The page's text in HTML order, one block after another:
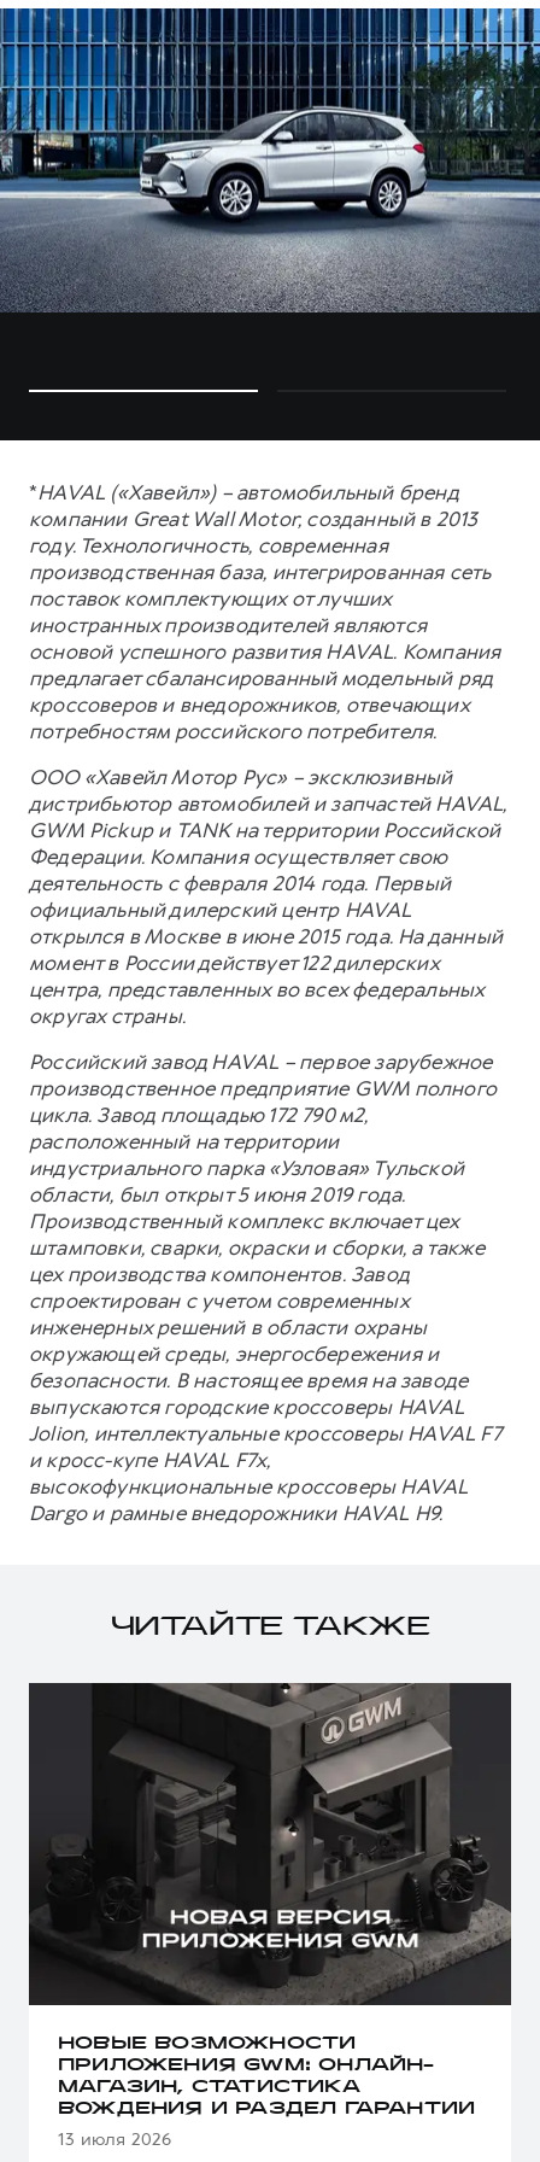
*HAVAL («Хавейл») – автомобильный бренд
компании Great Wall Motor, созданный в 2013
году. Технологичность, современная
производственная база, интегрированная сеть
поставок комплектующих от лучших
иностранных производителей являются
основой успешного развития HAVAL. Компания
предлагает сбалансированный модельный ряд
кроссоверов и внедорожников, отвечающих
потребностям российского потребителя.
ООО «Хавейл Мотор Рус» – эксклюзивный
дистрибьютор автомобилей и запчастей HAVAL,
GWM Pickup и TANK на территории Российской
Федерации. Компания осуществляет свою
деятельность с февраля 2014 года. Первый
официальный дилерский центр HAVAL
открылся в Москве в июне 2015 года. На данный
момент в России действует 122 дилерских
центра, представленных во всех федеральных
округах страны.
Российский завод HAVAL – первое зарубежное
производственное предприятие GWM полного
цикла. Завод площадью 172 790 м2,
расположенный на территории
индустриального парка «Узловая» Тульской
области, был открыт 5 июня 2019 года.
Производственный комплекс включает цех
штамповки, сварки, окраски и сборки, а также
цех производства компонентов. Завод
спроектирован с учетом современных
инженерных решений в области охраны
окружающей среды, энергосбережения и
безопасности. В настоящее время на заводе
выпускаются городские кроссоверы HAVAL
Jolion, интеллектуальные кроссоверы HAVAL F7
и кросс-купе HAVAL F7x,
высокофункциональные кроссоверы HAVAL
Dargo и рамные внедорожники HAVAL H9.
ЧИТАЙТЕ ТАКЖЕ
НОВЫЕ ВОЗМОЖНОСТИ
ПРИЛОЖЕНИЯ GWM: ОНЛАЙН-
МАГАЗИН, СТАТИСТИКА
ВОЖДЕНИЯ И РАЗДЕЛ ГАРАНТИИ
13 июля 2026